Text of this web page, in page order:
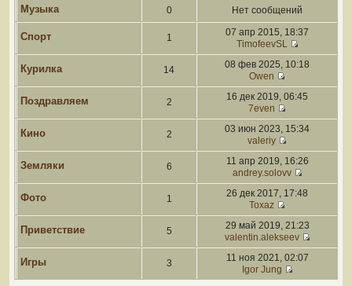
Музыка 0 Нет сообщений
Спорт 1
07 апр 2015, 18:37
TimofeevSL
Курилка 14
08 фев 2025, 10:18
Owen
Поздравляем 2
16 дек 2019, 06:45
7even
Кино 2
03 июн 2023, 15:34
valeriy
Земляки 6
11 апр 2019, 16:26
andrey.solovv
Фото 1
26 дек 2017, 17:48
Toxaz
Приветствие 5
29 май 2019, 21:23
valentin.alekseev
Игры 3
11 ноя 2021, 02:07
Igor Jung